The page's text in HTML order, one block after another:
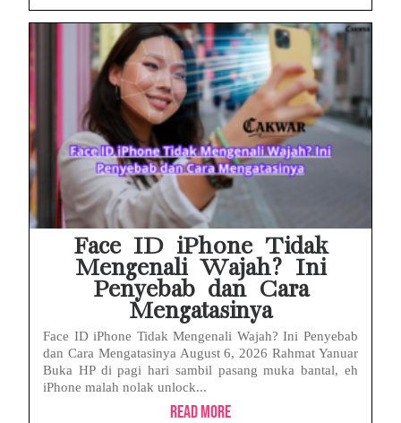
Face ID iPhone Tidak
Mengenali Wajah? Ini
Penyebab dan Cara
Mengatasinya
Face ID iPhone Tidak Mengenali Wajah? Ini Penyebab
dan Cara Mengatasinya August 6, 2026 Rahmat Yanuar
Buka HP di pagi hari sambil pasang muka bantal, eh
iPhone malah nolak unlock...
Read More